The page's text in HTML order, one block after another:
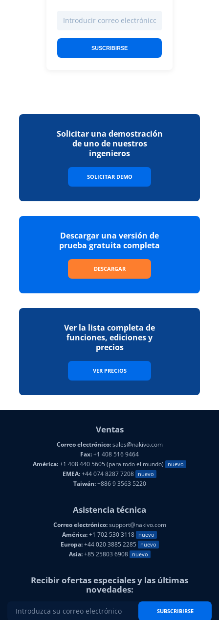
SUSCRIBIRSE
Solicitar una demostración
de uno de nuestros
ingenieros
SOLICITAR DEMO
Descargar una versión de
prueba gratuita completa
DESCARGAR
Ver la lista completa de
funciones, ediciones y
precios
VER PRECIOS
Ventas
Correo electrónico:sales@nakivo.com
Fax:+1 408 516 9464
América:+1 408 440 5605 (para todo el mundo) nuevo
EMEA:+44 074 8287 7208 nuevo
Taiwán:+886 9 3563 5220
Asistencia técnica
Correo electrónico:support@nakivo.com
América:+1 702 530 3118 nuevo
Europa:+44 020 3885 2285 nuevo
Asia:+85 25803 6908 nuevo
Recibir ofertas especiales y las últimas
novedades:
SUBSCRIBIRSE